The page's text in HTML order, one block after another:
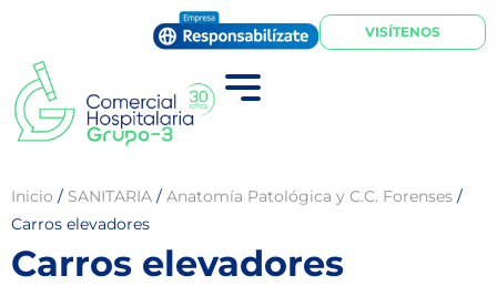
VISÍTENOS
Inicio / SANITARIA / Anatomía Patológica y C.C. Forenses /
Carros elevadores
Carros elevadores